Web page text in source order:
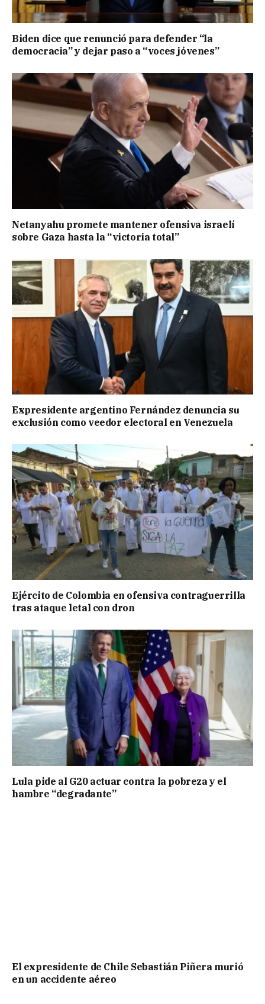
Biden dice que renunció para defender “la
democracia” y dejar paso a “voces jóvenes”
Netanyahu promete mantener ofensiva israelí
sobre Gaza hasta la “victoria total”
Expresidente argentino Fernández denuncia su
exclusión como veedor electoral en Venezuela
Ejército de Colombia en ofensiva contraguerrilla
tras ataque letal con dron
Lula pide al G20 actuar contra la pobreza y el
hambre “degradante”
El expresidente de Chile Sebastián Piñera murió
en un accidente aéreo